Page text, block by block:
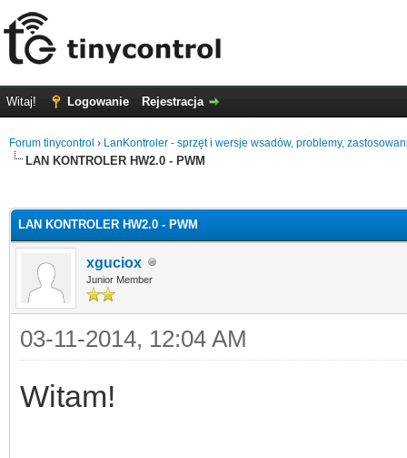
Witaj! Logowanie Rejestracja
Forum tinycontrol › LanKontroler - sprzęt i wersje wsadów, problemy,
LAN KONTROLER HW2.0 - PWM
LAN KONTROLER HW2.0 - PWM
xguciox
Junior Member
03-11-2014, 12:04 AM
Witam!